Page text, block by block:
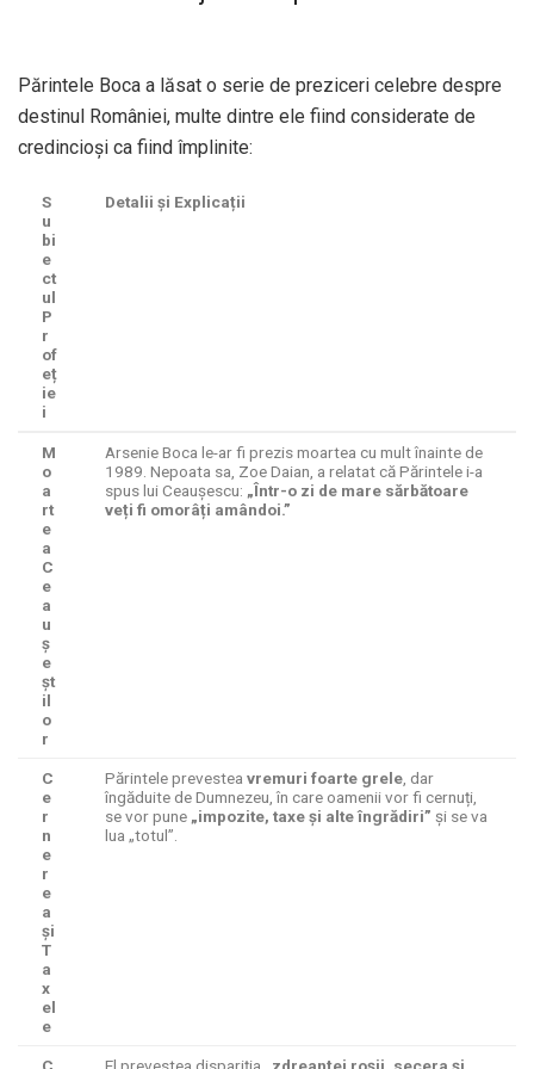
Părintele Boca a lăsat o serie de preziceri celebre despre
destinul României, multe dintre ele fiind considerate de
credincioși ca fiind împlinite:
S
u
bi
e
ct
ul
P
r
of
eț
ie
i
Detalii și Explicații
M
o
a
rt
e
a
C
e
a
u
ș
e
șt
il
o
r
Arsenie Boca le-ar fi prezis moartea cu mult înainte de
1989. Nepoata sa, Zoe Daian, a relatat că Părintele i-a
spus lui Ceaușescu: „Într-o zi de mare sărbătoare
veți fi omorâți amândoi.”
C
e
r
n
e
r
e
a
și
T
a
x
el
e
Părintele prevestea vremuri foarte grele, dar
îngăduite de Dumnezeu, în care oamenii vor fi cernuți,
se vor pune „impozite, taxe și alte îngrădiri” și se va
lua „totul”.